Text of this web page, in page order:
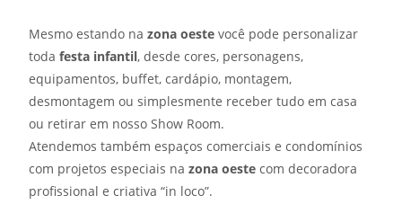
Mesmo estando na zona oeste você pode personalizar
toda festa infantil, desde cores, personagens,
equipamentos, buffet, cardápio, montagem,
desmontagem ou simplesmente receber tudo em casa
ou retirar em nosso Show Room.
Atendemos também espaços comerciais e condomínios
com projetos especiais na zona oeste com decoradora
profissional e criativa “in loco”.